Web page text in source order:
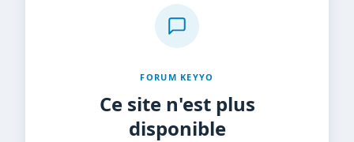
FORUM KEYYO
Ce site n'est plus
disponible